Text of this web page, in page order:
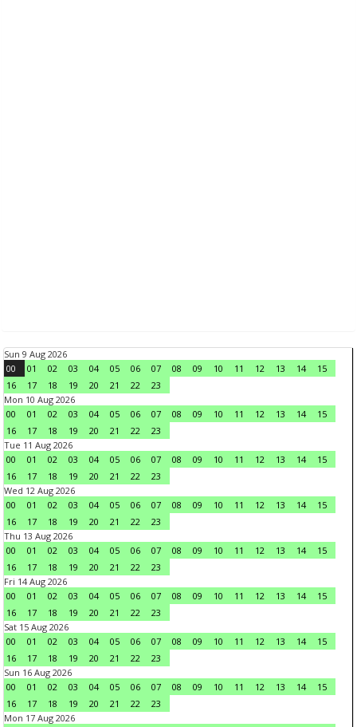
Sun 9 Aug 2026
00
01 02 03 04 05 06 07 08 09 10 11 12 13 14
15
16
17 18 19 20 21 22
23
Mon 10 Aug 2026
00
01 02 03 04 05 06 07 08 09 10 11 12 13 14
15
16
17 18 19 20 21 22
23
Tue 11 Aug 2026
00
01 02 03 04 05 06 07 08 09 10 11 12 13 14
15
16
17 18 19 20 21 22
23
Wed 12 Aug 2026
00
01 02 03 04 05 06 07 08 09 10 11 12 13 14
15
16
17 18 19 20 21 22
23
Thu 13 Aug 2026
00
01 02 03 04 05 06 07 08 09 10 11 12 13 14
15
16
17 18 19 20 21 22
23
Fri 14 Aug 2026
00
01 02 03 04 05 06 07 08 09 10 11 12 13 14
15
16
17 18 19 20 21 22
23
Sat 15 Aug 2026
00
01 02 03 04 05 06 07 08 09 10 11 12 13 14
15
16
17 18 19 20 21 22
23
Sun 16 Aug 2026
00
01 02 03 04 05 06 07 08 09 10 11 12 13 14
15
16
17 18 19 20 21 22
23
Mon 17 Aug 2026